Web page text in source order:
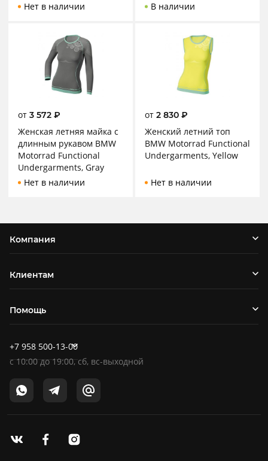
Нет в наличии
В наличии
от 3 572 ₽
Женская летняя майка с
длинным рукавом BMW
Motorrad Functional
Undergarments, Gray
Нет в наличии
от 2 830 ₽
Женский летний топ
BMW Motorrad Functional
Undergarments, Yellow
Нет в наличии
Компания
Клиентам
Помощь
+7 958 500-13-00
c10:00до19:00, сб, вс-выходной